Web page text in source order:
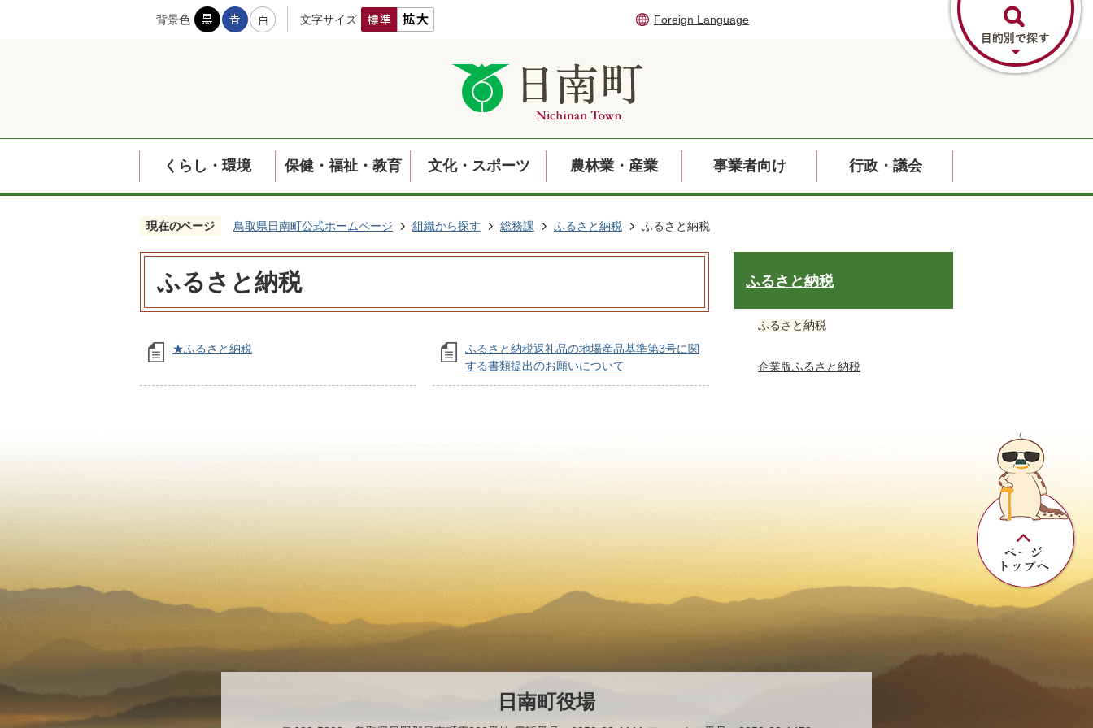
背景色 文字サイズ Foreign Language
くらし・環境 保健・福祉・教育 文化・スポーツ 農林業・産業 事業者向け 行政・議会
現在のページ 鳥取県日南町公式ホームページ 組織から探す 総務課 ふるさと納税 ふるさと納税
ふるさと納税
★ふるさと納税
ふるさと納税返礼品の地場産品基準第3号に関
する書類提出のお願いについて
ふるさと納税
ふるさと納税
企業版ふるさと納税
日南町役場